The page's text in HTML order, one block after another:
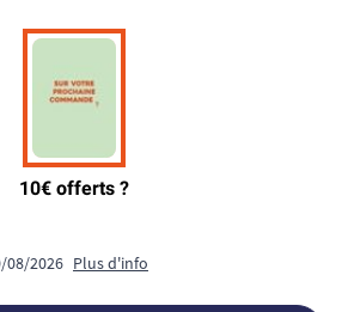
08/2026 Plus d'info